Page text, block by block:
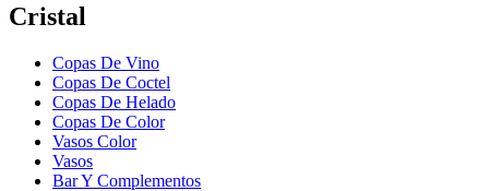
Cristal
Copas De Vino
Copas De Coctel
Copas De Helado
Copas De Color
Vasos Color
Vasos
Bar Y Complementos